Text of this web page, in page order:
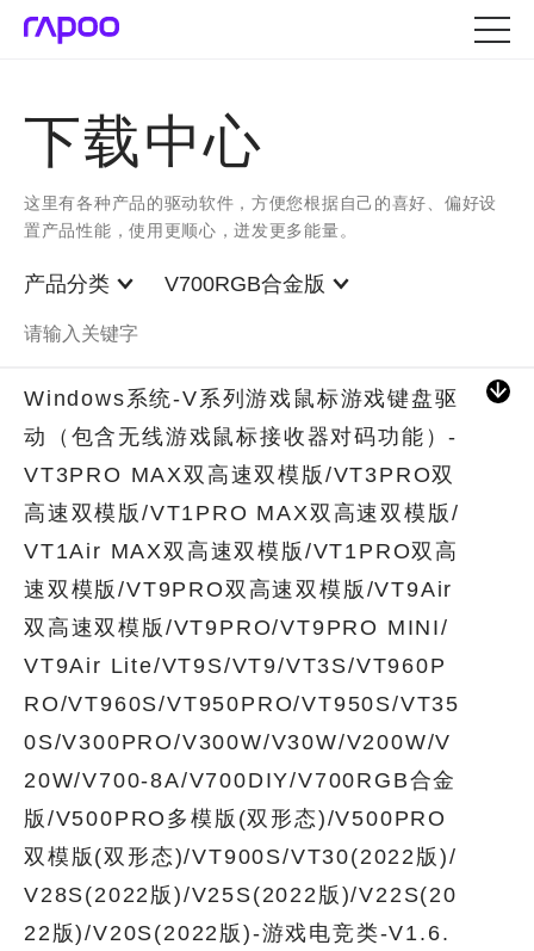
下载中心
这里有各种产品的驱动软件，方便您根据自己的喜好、偏好设
置产品性能，使用更顺心，迸发更多能量。
产品分类 V700RGB合金版
Windows系统-V系列游戏鼠标游戏键盘驱
动（包含无线游戏鼠标接收器对码功能）-
VT3PRO MAX双高速双模版/VT3PRO双
高速双模版/VT1PRO MAX双高速双模版/
VT1Air MAX双高速双模版/VT1PRO双高
速双模版/VT9PRO双高速双模版/VT9Air
双高速双模版/VT9PRO/VT9PRO MINI/
VT9Air Lite/VT9S/VT9/VT3S/VT960P
RO/VT960S/VT950PRO/VT950S/VT35
0S/V300PRO/V300W/V30W/V200W/V
20W/V700-8A/V700DIY/V700RGB合金
版/V500PRO多模版(双形态)/V500PRO
双模版(双形态)/VT900S/VT30(2022版)/
V28S(2022版)/V25S(2022版)/V22S(20
22版)/V20S(2022版)-游戏电竞类-V1.6.